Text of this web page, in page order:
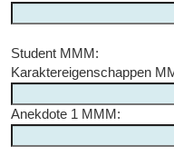
Student MMM:
Karaktereigenschappen
Anekdote 1 MMM: